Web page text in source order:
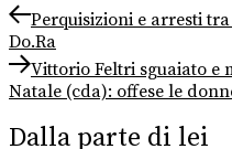
Navigazione
articoli
Previous
post:
Perquisizioni e arresti
Do.Ra
Next
post:
Vittorio Feltri sguaiato e
Natale (cda): offese le
Dalla parte di lei